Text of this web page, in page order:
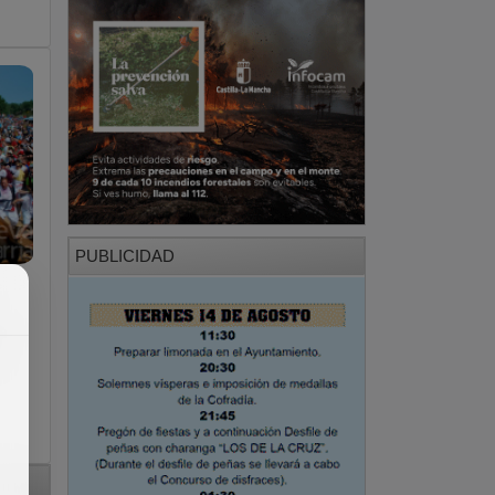
PUBLICIDAD